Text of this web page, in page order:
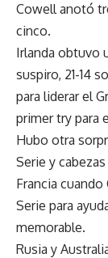
Cowell anotó
cinco.
Irlanda obtuvo
suspiro, 21-14
para liderar el
primer try para
Hubo otra
Serie y
Francia
Serie para
memorable.
Rusia y